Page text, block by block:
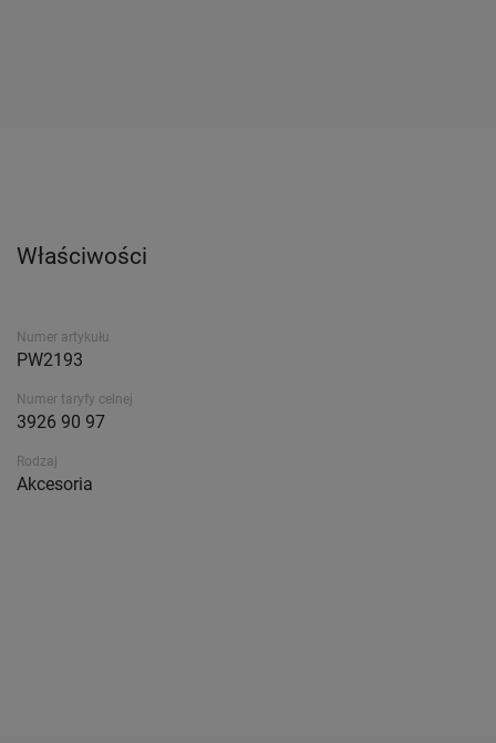
Właściwości
Numer artykułu
PW2193
Numer taryfy celnej
3926 90 97
Rodzaj
Akcesoria